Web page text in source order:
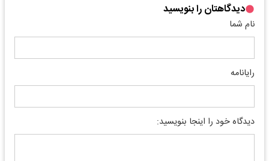
دیدگاهتان را بنویسید
نام شما
رایانامه
دیدگاه خود را اینجا بنویسید: